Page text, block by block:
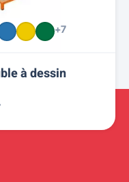
+7
à dessin